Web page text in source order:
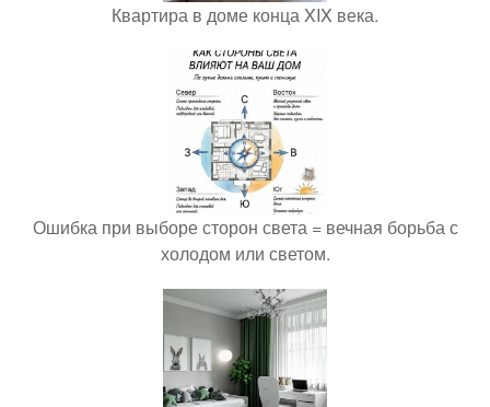
Квартира в доме конца XIX века.
Ошибка при выборе сторон света = вечная борьба с
холодом или светом.